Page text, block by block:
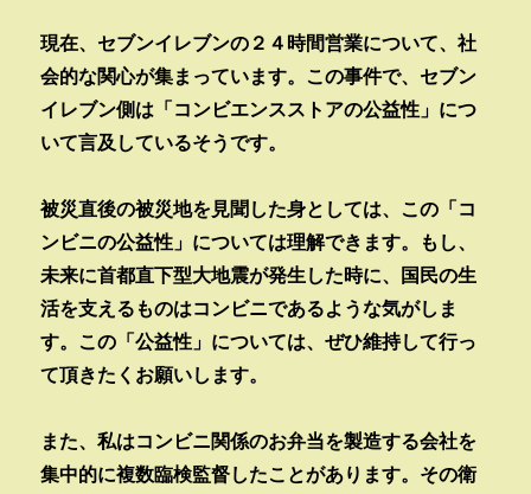
現在、セブンイレブンの２４時間営業について、社
会的な関心が集まっています。この事件で、セブン
イレブン側は「コンビエンスストアの公益性」につ
いて言及しているそうです。
被災直後の被災地を見聞した身としては、この「コ
ンビニの公益性」については理解できます。もし、
未来に首都直下型大地震が発生した時に、国民の生
活を支えるものはコンビニであるような気がしま
す。この「公益性」については、ぜひ維持して行っ
て頂きたくお願いします。
また、私はコンビニ関係のお弁当を製造する会社を
集中的に複数臨検監督したことがあります。その衛